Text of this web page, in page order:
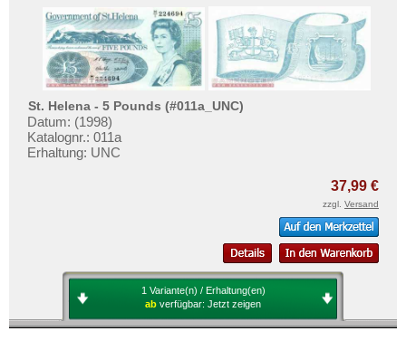
St. Helena - 5 Pounds (#011a_UNC)
Datum: (1998)
Katalognr.: 011a
Erhaltung: UNC
37,99 €
zzgl. Versand
1 Variante(n) / Erhaltung(en)
ab verfügbar: Jetzt zeigen